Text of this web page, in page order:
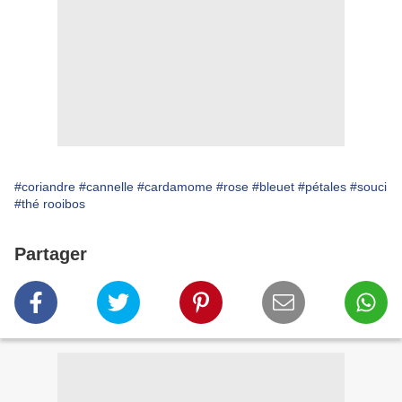
#coriandre #cannelle #cardamome #rose #bleuet #pétales #souci
#thé rooibos
Partager